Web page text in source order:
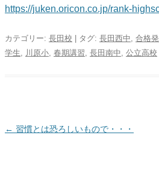
https://juken.oricon.co.jp/rank-
カテゴリー: 長田校 | タグ: 長田西中 合格
学生
川原小 春期講習 長田南中 公立高校
投
← 習慣とは恐ろしいもので・・・